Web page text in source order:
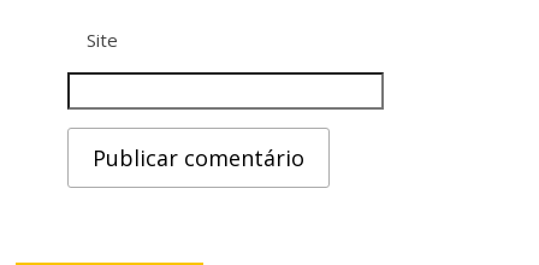
Site